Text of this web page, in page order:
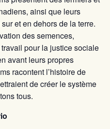
ainsi que leurs
et en dehors de la terre.
des semences,
pour la justice sociale
avant leurs propres
racontent l’histoire de
de créer le système
tous.